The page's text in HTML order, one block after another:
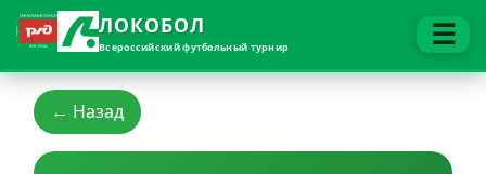
ЛОКОБОЛ
Всероссийский футбольный турнир ☰
← Назад